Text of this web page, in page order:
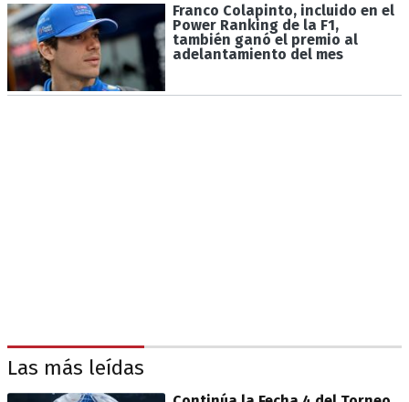
Franco Colapinto, incluido en el
Power Ranking de la F1,
también ganó el premio al
adelantamiento del mes
Las más leídas